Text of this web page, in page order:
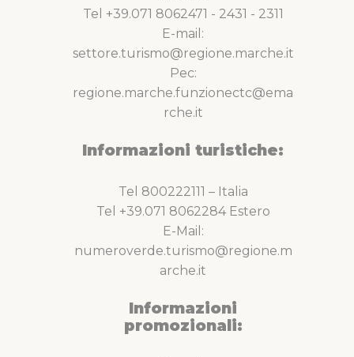
Tel +39.071 8062471 - 2431 - 2311
E-mail:
settore.turismo@regione.marche.it
Pec:
regione.marche.funzionectc@ema
rche.it
Informazioni turistiche:
Tel 800222111 – Italia
Tel +39.071 8062284 Estero
E-Mail:
numeroverde.turismo@regione.m
arche.it
Informazioni
promozionali: